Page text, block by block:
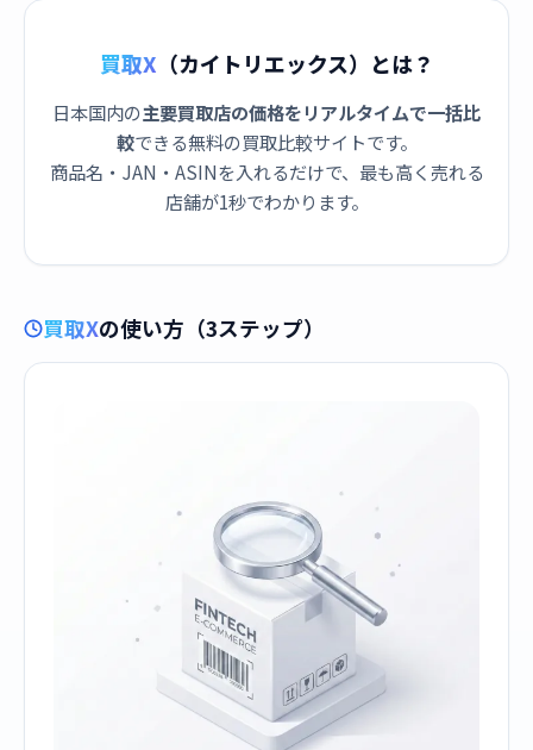
買取X （カイトリエックス）とは？
日本国内の主要買取店の価格をリアルタイムで一括比
較できる無料の買取比較サイトです。
商品名・JAN・ASINを入れるだけで、最も高く売れる
店舗が1秒でわかります。
買取Xの使い方（3ステップ）